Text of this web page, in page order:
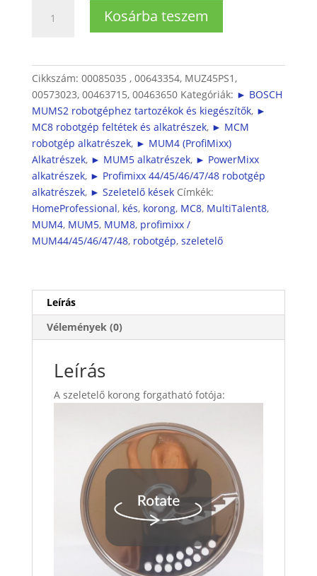
szeletelő
MUM5
MUZ45PS1
mennyiség
Kosárba teszem
Cikkszám: 00085035 , 00643354, MUZ45PS1,
00573023, 00463715, 00463650 Kategóriák: ► BOSCH
MUMS2 robotgéphez tartozékok és kiegészítők, ►
MC8 robotgép feltétek és alkatrészek, ► MCM
robotgép alkatrészek, ► MUM4 (ProfiMixx)
Alkatrészek, ► MUM5 alkatrészek, ► PowerMixx
alkatrészek, ► Profimixx 44/45/46/47/48 robotgép
alkatrészek, ► Szeletelő kések Címkék:
HomeProfessional, kés, korong, MC8, MultiTalent8,
MUM4, MUM5, MUM8, profimixx /
MUM44/45/46/47/48, robotgép, szeletelő
Leírás
Vélemények (0)
Leírás
A szeletelő korong forgatható fotója: